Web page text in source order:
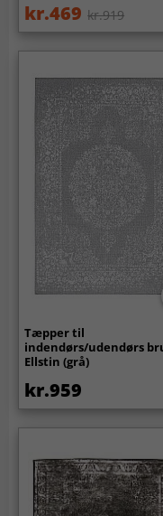
kr.469 kr.919
Tæpper til
indendørs/udendørs
Ellstin (grå)
kr.959